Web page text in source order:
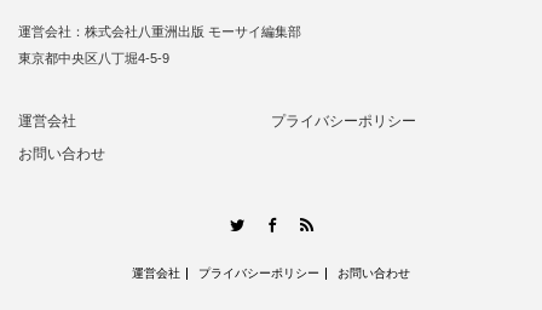
運営会社：株式会社八重洲出版 モーサイ編集部
東京都中央区八丁堀4-5-9
運営会社
プライバシーポリシー
お問い合わせ
TwitterFacebook
運営会社 プライバシーポリシー お問い合わせ